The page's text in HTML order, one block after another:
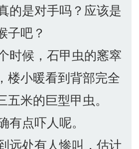
的是对手吗？应该是
子吧？
时候，石甲虫的窸窣
楼小暖看到背部完全
米的巨型甲虫。
点吓人呢。
远处有人惨叫，估计